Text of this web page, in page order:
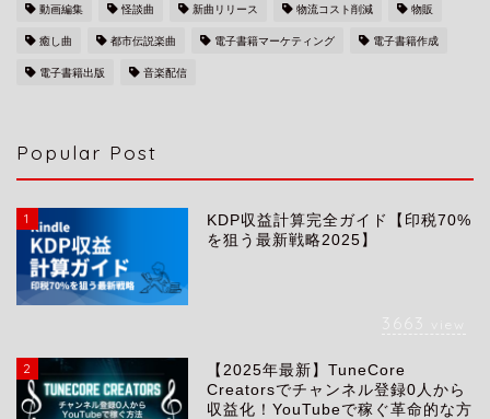
動画編集 怪談曲 新曲リリース 物流コスト削減 物販
癒し曲 都市伝説楽曲 電子書籍マーケティング 電子書籍作成
電子書籍出版 音楽配信
Popular Post
1
KDP収益計算完全ガイド【印税70%
を狙う最新戦略2025】
3663 view
2
【2025年最新】TuneCore
Creatorsでチャンネル登録0人から
収益化！YouTubeで稼ぐ革命的な方
会社概要